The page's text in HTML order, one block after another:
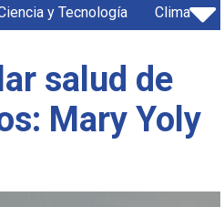
y Tecnología Clima
salud de
Mary Yoly